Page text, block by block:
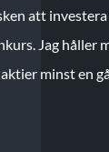
att investera
Jag håller
minst en